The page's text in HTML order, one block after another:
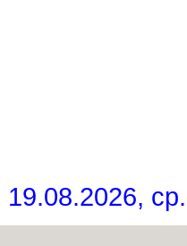
19.08.2026, ср.